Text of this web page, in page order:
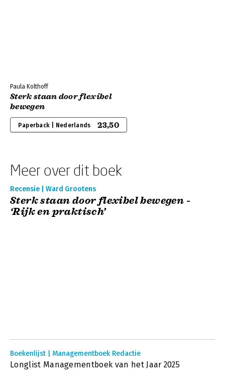
Paula Kolthoff
Sterk staan door flexibel
bewegen
Paperback | Nederlands 23,50
Meer over dit boek
Recensie | Ward Grootens
Sterk staan door flexibel bewegen -
‘Rijk en praktisch’
Boekenlijst | Managementboek Redactie
Longlist Managementboek van het Jaar 2025